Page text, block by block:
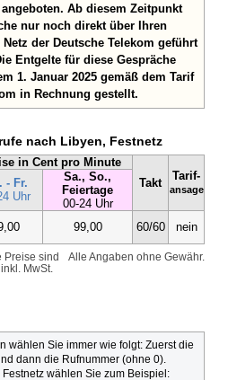
Ab diesem Zeitpunkt
nur noch direkt über Ihren
der Deutsche Telekom geführt
Entgelte für diese Gespräche
1. Januar 2025 gemäß dem Tarif
in Rechnung gestellt.
nach Libyen, Festnetz
in Cent pro Minute
Takt
Tarif-
ansage
- Fr.
Uhr
Sa., So.,
Feiertage
00-24 Uhr
99,00 60/60 nein
Alle Angaben ohne Gewähr.
Preise sind
inkl. MwSt.
wählen Sie immer wie folgt: Zuerst die
dann die Rufnummer (ohne 0).
Festnetz wählen Sie zum Beispiel: